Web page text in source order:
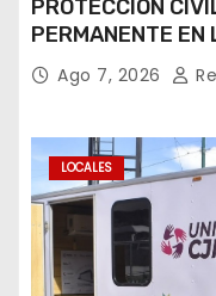
PROTECCIÓN
PERMANENTE
Ago 7, 2026
LOCALES